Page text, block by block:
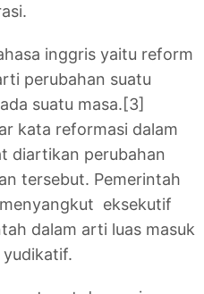
inggris yaitu reform
perubahan suatu
suatu masa.[3]
kata reformasi dalam
diartikan perubahan
tersebut. Pemerintah
eksekutif
dalam arti luas masuk